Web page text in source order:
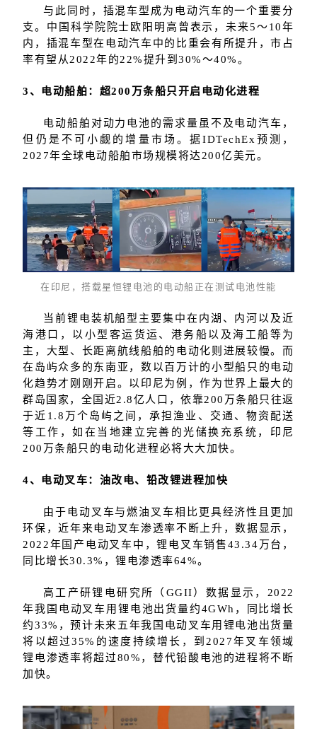
与此同时，插混车型成为电动汽车的一个重要分
支。中国科学院院士欧阳明高曾表示，未来5～10年
内，插混车型在电动汽车中的比重会有所提升，市占
率有望从2022年的22%提升到30%～40%。
3、电动船舶：超200万条船只开启电动化进程
电动船舶对动力电池的需求量虽不及电动汽车，
但仍是不可小觑的增量市场。据IDTechEx预测，
2027年全球电动船舶市场规模将达200亿美元。
在印尼，搭载星恒锂电池的电动船正在测试电池性能
当前锂电装机船型主要集中在内湖、内河以及近
海港口，以小型客运货运、港务船以及海工船等为
主，大型、长距离航线船舶的电动化则进展较慢。而
在岛屿众多的东南亚，数以百万计的小型船只的电动
化趋势才刚刚开启。以印尼为例，作为世界上最大的
群岛国家，全国近2.8亿人口，依靠200万条船只往返
于近1.8万个岛屿之间，承担渔业、交通、物资配送
等工作，如在当地建立完善的光储换充系统，印尼
200万条船只的电动化进程必将大大加快。
4、电动叉车：油改电、铅改锂进程加快
由于电动叉车与燃油叉车相比更具经济性且更加
环保，近年来电动叉车渗透率不断上升，数据显示，
2022年国产电动叉车中，锂电叉车销售43.34万台，
同比增长30.3%，锂电渗透率64%。
高工产研锂电研究所（GGII）数据显示，2022
年我国电动叉车用锂电池出货量约4GWh，同比增长
约33%，预计未来五年我国电动叉车用锂电池出货量
将以超过35%的速度持续增长，到2027年叉车领域
锂电渗透率将超过80%，替代铅酸电池的进程将不断
加快。